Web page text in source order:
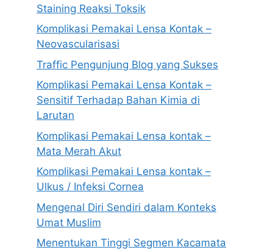
Staining Reaksi Toksik
Komplikasi Pemakai Lensa Kontak –
Neovascularisasi
Traffic Pengunjung Blog yang Sukses
Komplikasi Pemakai Lensa Kontak –
Sensitif Terhadap Bahan Kimia di
Larutan
Komplikasi Pemakai Lensa kontak –
Mata Merah Akut
Komplikasi Pemakai Lensa kontak –
Ulkus / Infeksi Cornea
Mengenal Diri Sendiri dalam Konteks
Umat Muslim
Menentukan Tinggi Segmen Kacamata